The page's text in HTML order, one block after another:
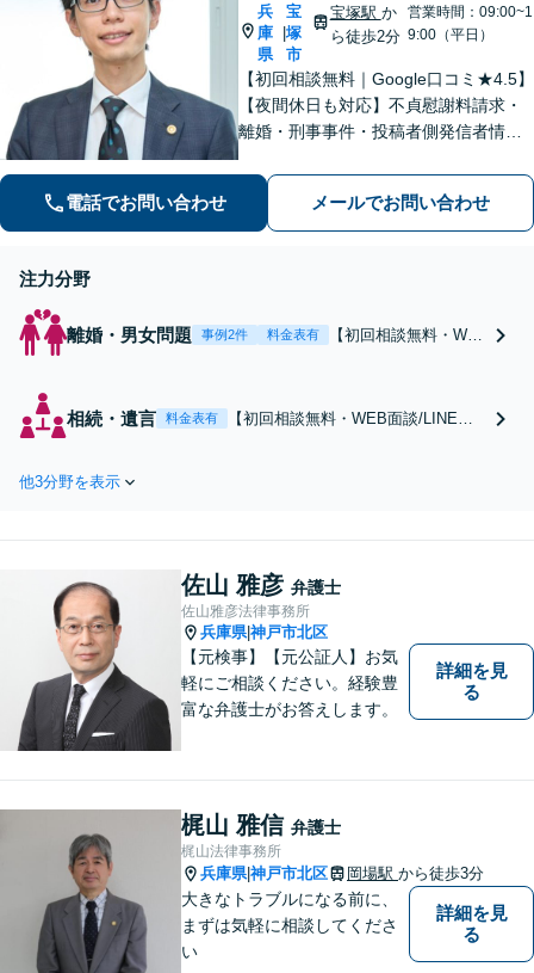
兵
庫
県
宝
塚
市
宝塚駅 か
ら徒歩2分
営業時間：09:00~1
9:00（平日）
【初回相談無料｜Google口コミ★4.5】
【夜間休日も対応】不貞慰謝料請求・
離婚・刑事事件・投稿者側発信者情報
メイドのサービスで問題解決や事業の
推進を強力にサポート【宝塚駅徒歩2分
｜電話・WEB面談で全国対応】
電話でお問い合わせ メールでお問い合わせ
注力分野
離婚・男女問題 事例2件 料金表有
【初回相談無料・WE
「不利な結果にならな
相続・遺言 料金表有
【初回相談無料・WEB面談/LINE相
代理や遺言書の作成、相続放棄はお
他3分野を表示
佐山 雅彦 弁護士
佐山雅彦法律事務所
兵庫県|神戸市北区
【元検事】【元公証人】お気
軽にご相談ください。経験豊
富な弁護士がお答えします。
詳細を見
る
梶山 雅信 弁護士
梶山法律事務所
兵庫県|神戸市北区 岡場駅 から徒歩3分
大きなトラブルになる前に、
まずは気軽に相談してくださ
い
詳細を見
る